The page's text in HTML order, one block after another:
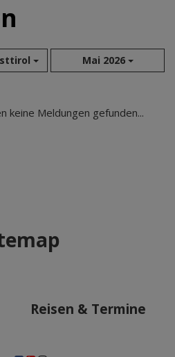
Mai 2026
Aug 2026
Sep 2025
keine Meldungen gefunden...
Reisen & Termine